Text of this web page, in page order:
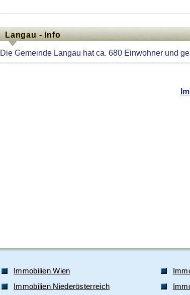
Langau - Info
Die Gemeinde Langau hat ca. 680 Einwohner und
Immobilien Wien
Immobilien Niederösterreich